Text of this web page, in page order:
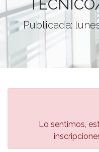
Publicada:
Lo sentimos,